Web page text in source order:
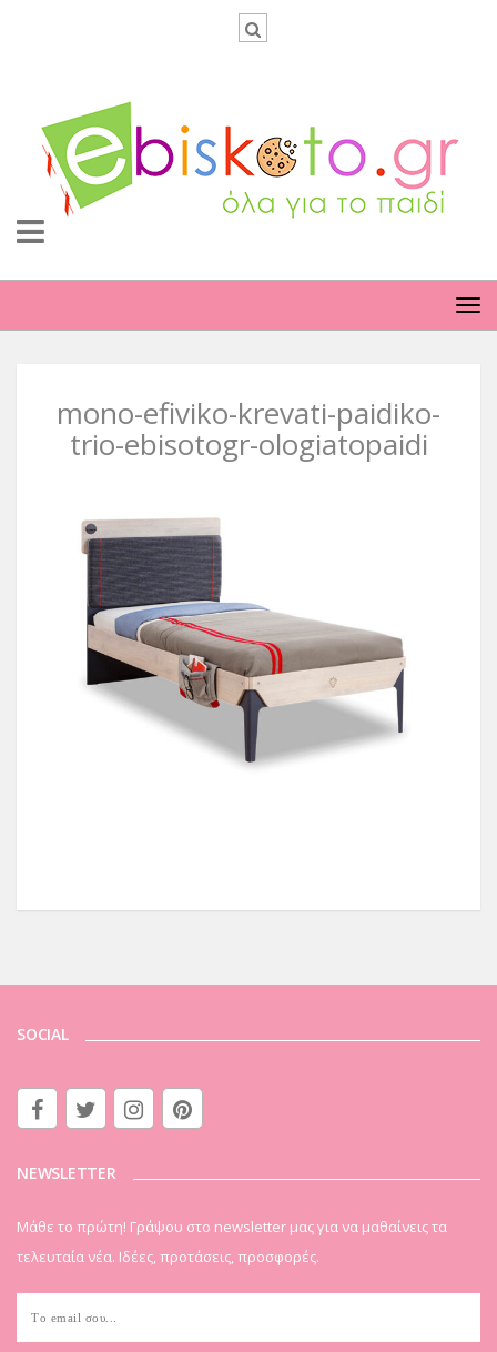
mono-efiviko-krevati-paidiko-
trio-ebisotogr-ologiatopaidi
SOCIAL
NEWSLETTER
Μάθε το πρώτη! Γράψου στο newsletter μας για να μαθαίνεις τα
τελευταία νέα. Ιδέες, προτάσεις, προσφορές.